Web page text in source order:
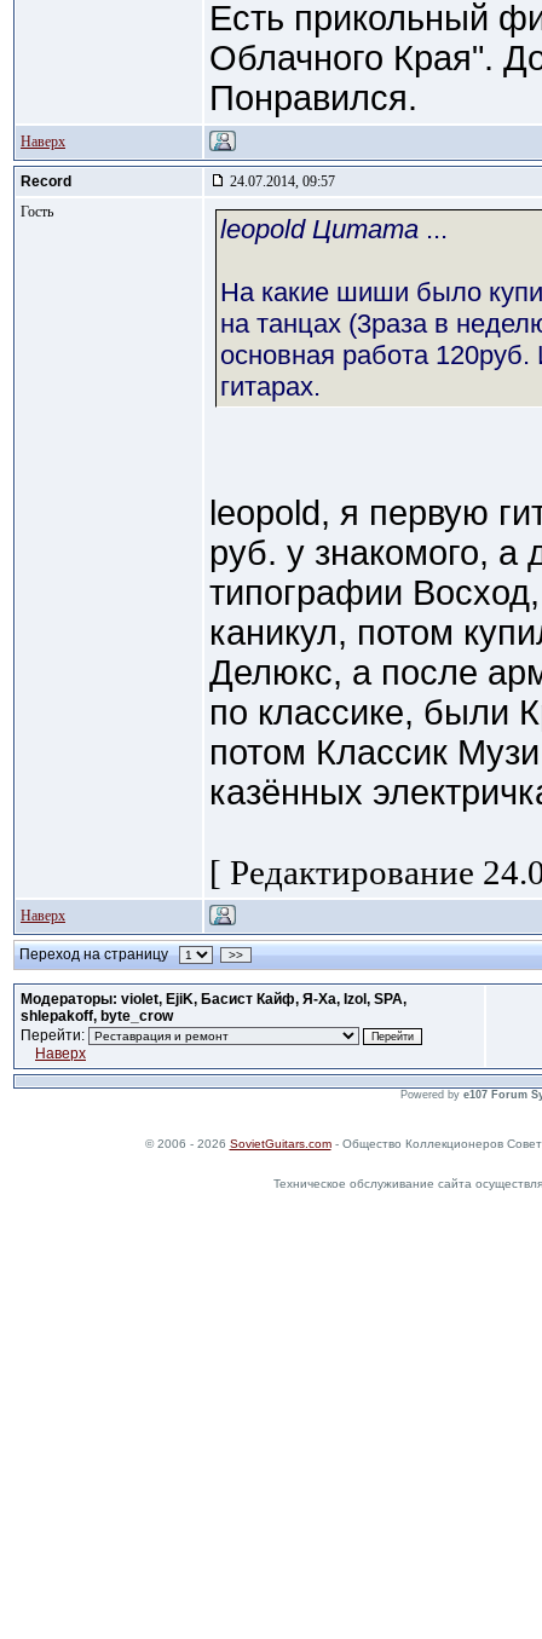
Есть прикольный
Облачного Края".
Понравился.
Наверх
Record
24.07.2014, 09:57
Гость
leopold Цитата ...
На какие шиши было
на танцах (3раза в
основная работа
гитарах.
leopold, я первую
руб. у знакомого, а
типографии
каникул, потом
Делюкс, а после
по классике, были
потом Классик
казённых
[ Редактирование
Наверх
Переход на страницу >>
Модераторы: violet, EjiK, Басист Кайф, Я-Ха, Izol, SPA,
shlepakoff, byte_crow
Перейти:
Наверх
Powered by e107 Forum
© 2006 - 2026 SovietGuitars.com- Общество Коллекционеров
Техническое обслуживание сайта